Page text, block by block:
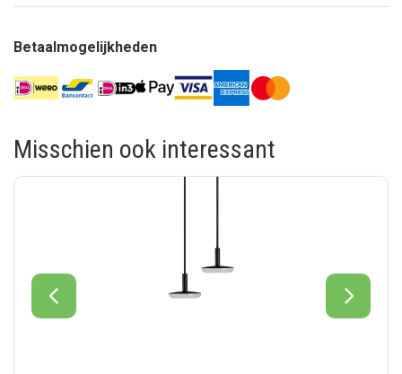
Betaalmogelijkheden
Misschien ook interessant